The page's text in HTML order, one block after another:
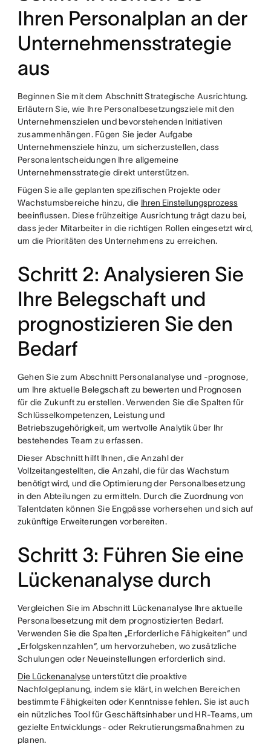
Ihren Personalplan an der
Unternehmensstrategie
aus
Beginnen Sie mit dem Abschnitt Strategische Ausrichtung.
Erläutern Sie, wie Ihre Personalbesetzungsziele mit den
Unternehmenszielen und bevorstehenden Initiativen
zusammenhängen. Fügen Sie jeder Aufgabe
Unternehmensziele hinzu, um sicherzustellen, dass
Personalentscheidungen Ihre allgemeine
Unternehmensstrategie direkt unterstützen.
Fügen Sie alle geplanten spezifischen Projekte oder
Wachstumsbereiche hinzu, die Ihren Einstellungsprozess
beeinflussen. Diese frühzeitige Ausrichtung trägt dazu bei,
dass jeder Mitarbeiter in die richtigen Rollen eingesetzt wird,
um die Prioritäten des Unternehmens zu erreichen.
Schritt 2: Analysieren Sie
Ihre Belegschaft und
prognostizieren Sie den
Bedarf
Gehen Sie zum Abschnitt Personalanalyse und -prognose,
um Ihre aktuelle Belegschaft zu bewerten und Prognosen
für die Zukunft zu erstellen. Verwenden Sie die Spalten für
Schlüsselkompetenzen, Leistung und
Betriebszugehörigkeit, um wertvolle Analytik über Ihr
bestehendes Team zu erfassen.
Dieser Abschnitt hilft Ihnen, die Anzahl der
Vollzeitangestellten, die Anzahl, die für das Wachstum
benötigt wird, und die Optimierung der Personalbesetzung
in den Abteilungen zu ermitteln. Durch die Zuordnung von
Talentdaten können Sie Engpässe vorhersehen und sich auf
zukünftige Erweiterungen vorbereiten.
Schritt 3: Führen Sie eine
Lückenanalyse durch
Vergleichen Sie im Abschnitt Lückenanalyse Ihre aktuelle
Personalbesetzung mit dem prognostizierten Bedarf.
Verwenden Sie die Spalten „Erforderliche Fähigkeiten“ und
„Erfolgskennzahlen“, um hervorzuheben, wo zusätzliche
Schulungen oder Neueinstellungen erforderlich sind.
Die Lückenanalyseunterstützt die proaktive
Nachfolgeplanung, indem sie klärt, in welchen Bereichen
bestimmte Fähigkeiten oder Kenntnisse fehlen. Sie ist auch
ein nützliches Tool für Geschäftsinhaber und HR-Teams, um
gezielte Entwicklungs- oder Rekrutierungsmaßnahmen zu
planen.